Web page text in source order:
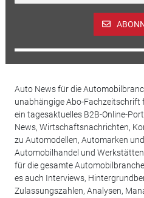
Auto News für die
unabhängige Abo-Fachzeitschrift
ein tagesaktuelles B2B-Online-
News, Wirtschaftsnachrichten,
zu Automodellen, Automarken
Automobilhandel und
für die gesamte
es auch Interviews,
Zulassungszahlen, Analysen,